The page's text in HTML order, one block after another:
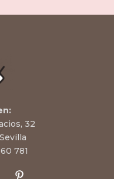
32
781